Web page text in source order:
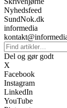
Nyhedsfeed
SundNok.dk
informedia
Del og gør godt
X
Facebook
Instagram
LinkedIn
YouTube